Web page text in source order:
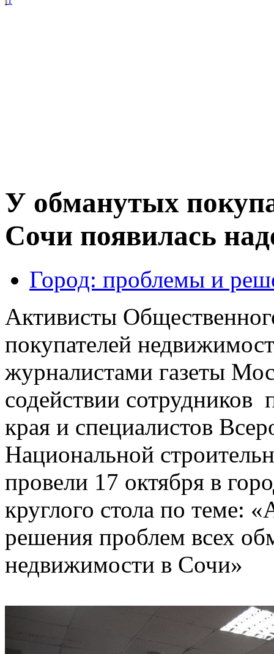
У обманутых
Сочи появилась
Город: проблемы и
Активисты
покупателей
журналистами газеты
содействии сотрудников
края и специалистов
Национальной
провели 17 октября в
круглого стола по теме:
решения проблем всех
недвижимости в Сочи»